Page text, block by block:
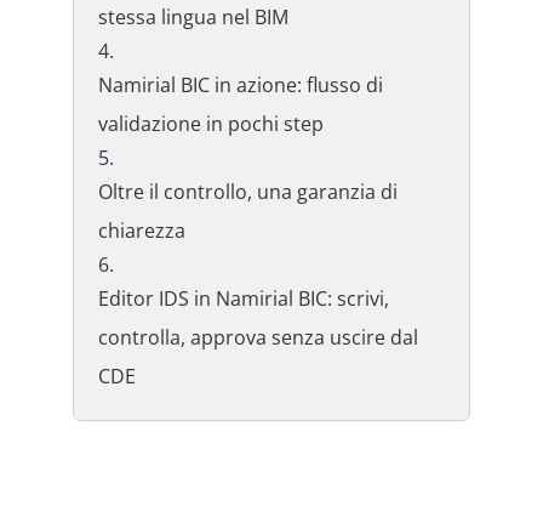
stessa lingua nel BIM
Namirial BIC in azione: flusso di
validazione in pochi step
Oltre il controllo, una garanzia di
chiarezza
Editor IDS in Namirial BIC: scrivi,
controlla, approva senza uscire dal
CDE